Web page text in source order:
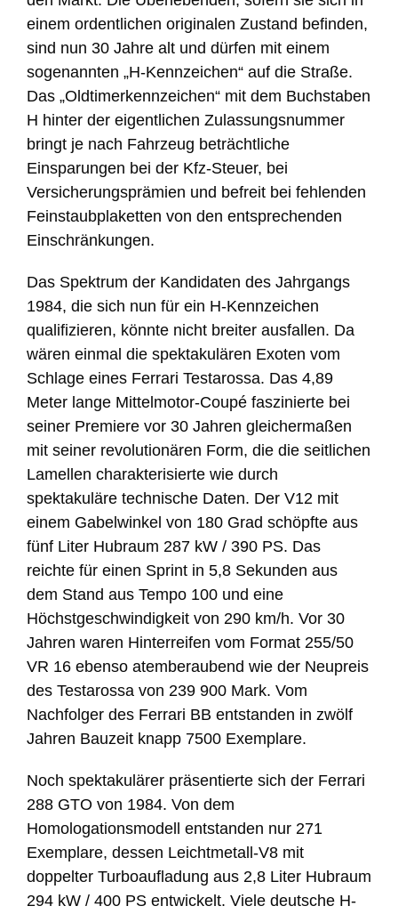
einem ordentlichen originalen Zustand befinden,
sind nun 30 Jahre alt und dürfen mit einem
sogenannten „H-Kennzeichen“ auf die Straße.
Das „Oldtimerkennzeichen“ mit dem Buchstaben
H hinter der eigentlichen Zulassungsnummer
bringt je nach Fahrzeug beträchtliche
Einsparungen bei der Kfz-Steuer, bei
Versicherungsprämien und befreit bei fehlenden
Feinstaubplaketten von den entsprechenden
Einschränkungen.
Das Spektrum der Kandidaten des Jahrgangs
1984, die sich nun für ein H-Kennzeichen
qualifizieren, könnte nicht breiter ausfallen. Da
wären einmal die spektakulären Exoten vom
Schlage eines Ferrari Testarossa. Das 4,89
Meter lange Mittelmotor-Coupé faszinierte bei
seiner Premiere vor 30 Jahren gleichermaßen
mit seiner revolutionären Form, die die seitlichen
Lamellen charakterisierte wie durch
spektakuläre technische Daten. Der V12 mit
einem Gabelwinkel von 180 Grad schöpfte aus
fünf Liter Hubraum 287 kW / 390 PS. Das
reichte für einen Sprint in 5,8 Sekunden aus
dem Stand aus Tempo 100 und eine
Höchstgeschwindigkeit von 290 km/h. Vor 30
Jahren waren Hinterreifen vom Format 255/50
VR 16 ebenso atemberaubend wie der Neupreis
des Testarossa von 239 900 Mark. Vom
Nachfolger des Ferrari BB entstanden in zwölf
Jahren Bauzeit knapp 7500 Exemplare.
Noch spektakulärer präsentierte sich der Ferrari
288 GTO von 1984. Von dem
Homologationsmodell entstanden nur 271
Exemplare, dessen Leichtmetall-V8 mit
doppelter Turboaufladung aus 2,8 Liter Hubraum
294 kW / 400 PS entwickelt. Viele deutsche H-